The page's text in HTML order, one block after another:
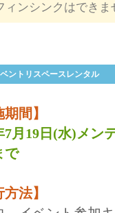
ンシンクはできま
ントリスペースレンタル
期間】
7月19日(水)メン
で
方法】